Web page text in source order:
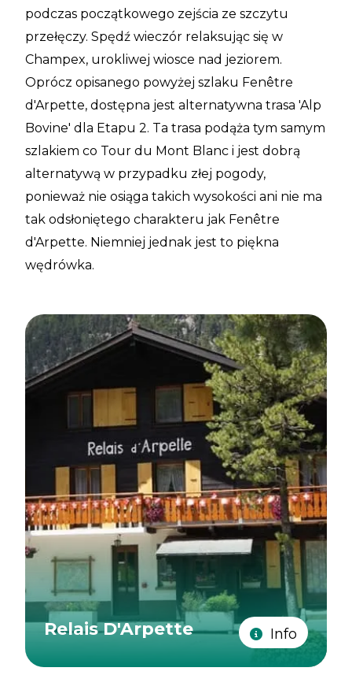
podczas początkowego zejścia ze szczytu
przełęczy. Spędź wieczór relaksując się w
Champex, urokliwej wiosce nad jeziorem.
Oprócz opisanego powyżej szlaku Fenêtre
d'Arpette, dostępna jest alternatywna trasa 'Alp
Bovine' dla Etapu 2. Ta trasa podąża tym samym
szlakiem co Tour du Mont Blanc i jest dobrą
alternatywą w przypadku złej pogody,
ponieważ nie osiąga takich wysokości ani nie ma
tak odsłoniętego charakteru jak Fenêtre
d'Arpette. Niemniej jednak jest to piękna
wędrówka.
Relais D'Arpette Info